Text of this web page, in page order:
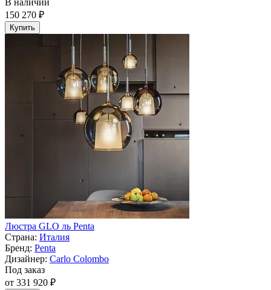
В наличии
150 270 ₽
Купить
Люстра GLO ль Penta
Страна: Италия
Бренд: Penta
Дизайнер: Carlo Colombo
Под заказ
от 331 920 ₽